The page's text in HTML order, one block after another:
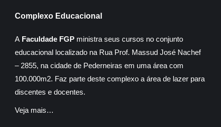
Complexo Educacional
A Faculdade FGP ministra seus cursos no conjunto
educacional localizado na Rua Prof. Massud José Nachef
– 2855, na cidade de Pederneiras em uma área com
100.000m2. Faz parte deste complexo a área de lazer para
discentes e docentes.
Veja mais…